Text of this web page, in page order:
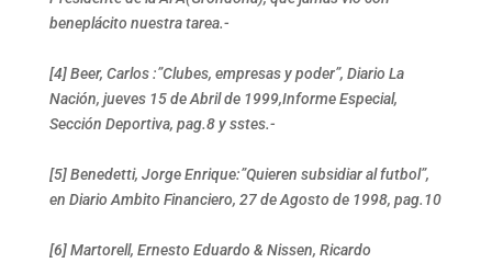
beneplácito nuestra tarea.-
[4] Beer, Carlos :”Clubes, empresas y poder”, Diario La
Nación, jueves 15 de Abril de 1999,Informe Especial,
Sección Deportiva, pag.8 y sstes.-
[5] Benedetti, Jorge Enrique:”Quieren subsidiar al futbol”,
en Diario Ambito Financiero, 27 de Agosto de 1998, pag.10
[6] Martorell, Ernesto Eduardo & Nissen, Ricardo